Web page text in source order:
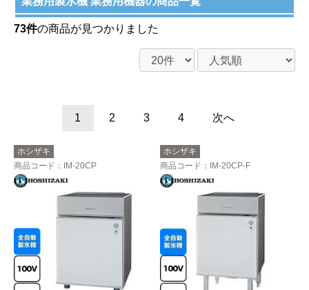
73件の商品が見つかりました
1 2 3 4 次へ
ホシザキ
商品コード ：IM-20CP
ホシザキ
商品コード ：IM-20CP-F